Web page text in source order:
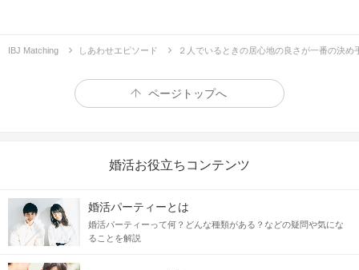
IBJ Matching しあわせエピソード ２人でいるときの居心地の良さが一番の決め
ページトップへ
婚活お役立ちコンテンツ
婚活パーティーとは
婚活パーティーって何？どんな種類がある？などの疑問や気にな
ることを解説